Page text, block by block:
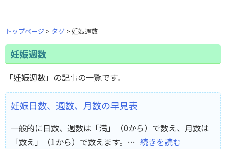
トップページ タグ 妊娠週数
妊娠週数
「妊娠週数」の記事の一覧です。
妊娠日数、週数、月数の早見表
一般的に日数、週数は「満」（0から）で数え、月数は
「数え」（1から）で数えます。… 続きを読む